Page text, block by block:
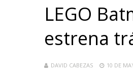
LEGO
estrena
DAVID CABEZAS 10 DE